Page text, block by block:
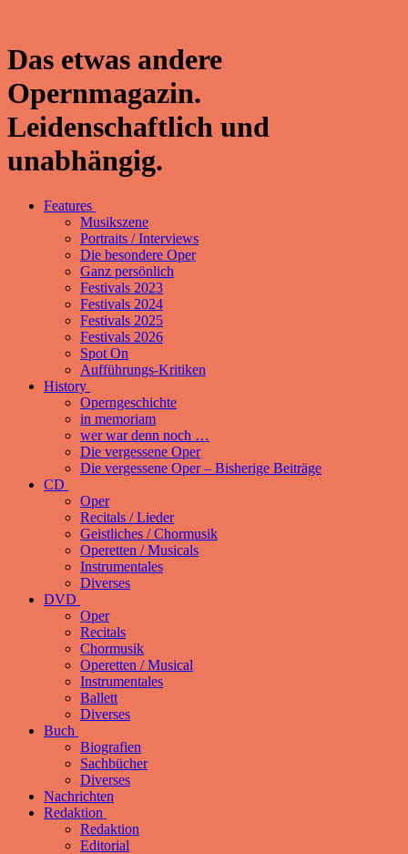
Das etwas andere
Opernmagazin.
Leidenschaftlich und
unabhängig.
Features
Musikszene
Portraits / Interviews
Die besondere Oper
Ganz persönlich
Festivals 2023
Festivals 2024
Festivals 2025
Festivals 2026
Spot On
Aufführungs-Kritiken
History
Operngeschichte
in memoriam
wer war denn noch …
Die vergessene Oper
Die vergessene Oper – Bisherige Beiträge
CD
Oper
Recitals / Lieder
Geistliches / Chormusik
Operetten / Musicals
Instrumentales
Diverses
DVD
Oper
Recitals
Chormusik
Operetten / Musical
Instrumentales
Ballett
Diverses
Buch
Biografien
Sachbücher
Diverses
Nachrichten
Redaktion
Redaktion
Editorial